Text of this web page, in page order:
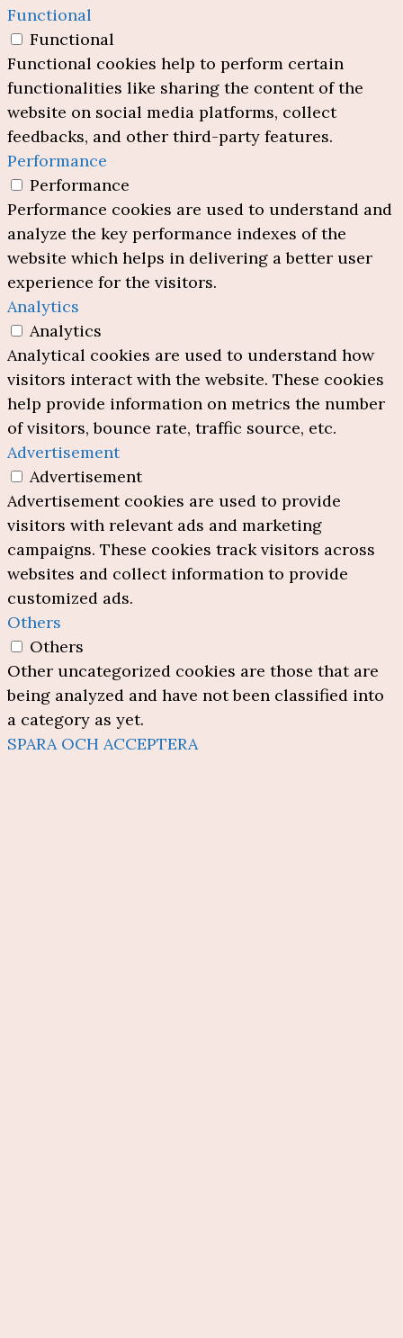
Functional
Functional
Functional cookies help to perform certain
functionalities like sharing the content of the
website on social media platforms, collect
feedbacks, and other third-party features.
Performance
Performance
Performance cookies are used to understand and
analyze the key performance indexes of the
website which helps in delivering a better user
experience for the visitors.
Analytics
Analytics
Analytical cookies are used to understand how
visitors interact with the website. These cookies
help provide information on metrics the number
of visitors, bounce rate, traffic source, etc.
Advertisement
Advertisement
Advertisement cookies are used to provide
visitors with relevant ads and marketing
campaigns. These cookies track visitors across
websites and collect information to provide
customized ads.
Others
Others
Other uncategorized cookies are those that are
being analyzed and have not been classified into
a category as yet.
SPARA OCH ACCEPTERA